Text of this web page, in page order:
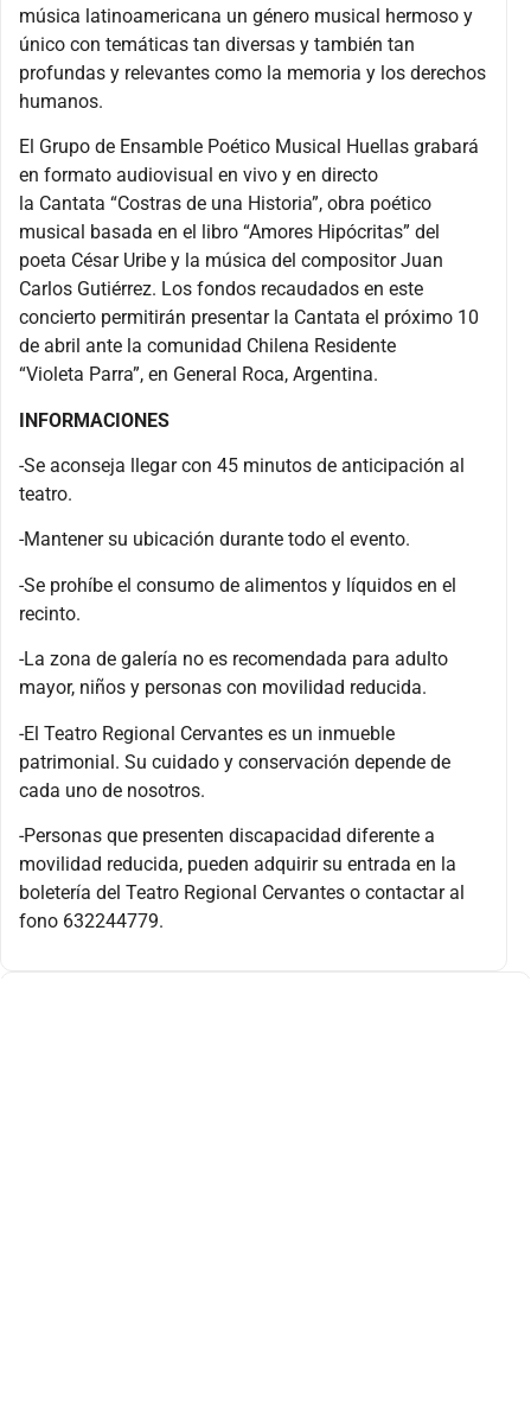
música latinoamericana un género musical hermoso y
único con temáticas tan diversas y también tan
profundas y relevantes como la memoria y los derechos
humanos.
El Grupo de Ensamble Poético Musical Huellas grabará
en formato audiovisual en vivo y en directo
la Cantata “Costras de una Historia”, obra poético
musical basada en el libro “Amores Hipócritas” del
poeta César Uribe y la música del compositor Juan
Carlos Gutiérrez. Los fondos recaudados en este
concierto permitirán presentar la Cantata el próximo 10
de abril ante la comunidad Chilena Residente
“Violeta Parra”, en General Roca, Argentina.
INFORMACIONES
-Se aconseja llegar con 45 minutos de anticipación al
teatro.
-Mantener su ubicación durante todo el evento.
-Se prohíbe el consumo de alimentos y líquidos en el
recinto.
-La zona de galería no es recomendada para adulto
mayor, niños y personas con movilidad reducida.
-El Teatro Regional Cervantes es un inmueble
patrimonial. Su cuidado y conservación depende de
cada uno de nosotros.
-Personas que presenten discapacidad diferente a
movilidad reducida, pueden adquirir su entrada en la
boletería del Teatro Regional Cervantes o contactar al
fono 632244779.